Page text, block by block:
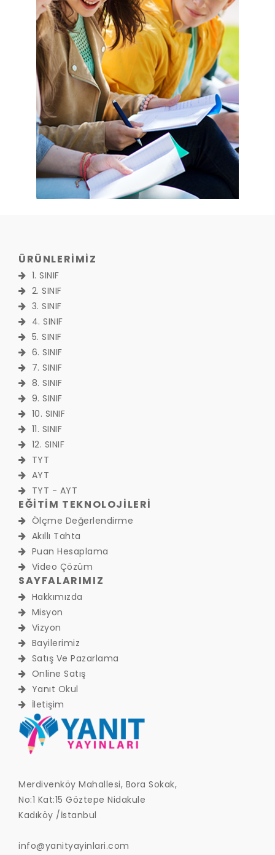
ÜRÜNLERİMİZ
1. SINIF
2. SINIF
3. SINIF
4. SINIF
5. SINIF
6. SINIF
7. SINIF
8. SINIF
9. SINIF
10. SINIF
11. SINIF
12. SINIF
TYT
AYT
TYT - AYT
EĞİTİM TEKNOLOJİLERİ
Ölçme Değerlendirme
Akıllı Tahta
Puan Hesaplama
Video Çözüm
SAYFALARIMIZ
Hakkımızda
Misyon
Vizyon
Bayilerimiz
Satış Ve Pazarlama
Online Satış
Yanıt Okul
İletişim
Merdivenköy Mahallesi, Bora Sokak,
No:1 Kat:15 Göztepe Nidakule
Kadıköy /İstanbul
info@yanityayinlari.com